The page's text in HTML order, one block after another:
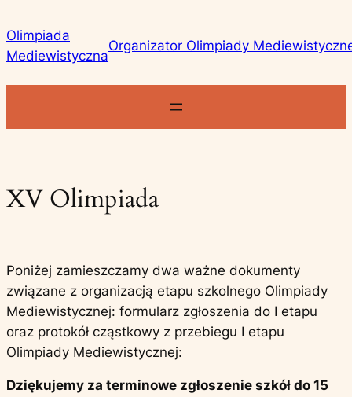
do
treści
Olimpiada
Mediewistyczna
Organizator Olimpiady
XV Olimpiada
Poniżej zamieszczamy dwa ważne dokumenty
związane z organizacją etapu szkolnego Olimpiady
Mediewistycznej: formularz zgłoszenia do I etapu
oraz protokół cząstkowy z przebiegu I etapu
Olimpiady Mediewistycznej:
Dziękujemy za terminowe zgłoszenie szkół do 15